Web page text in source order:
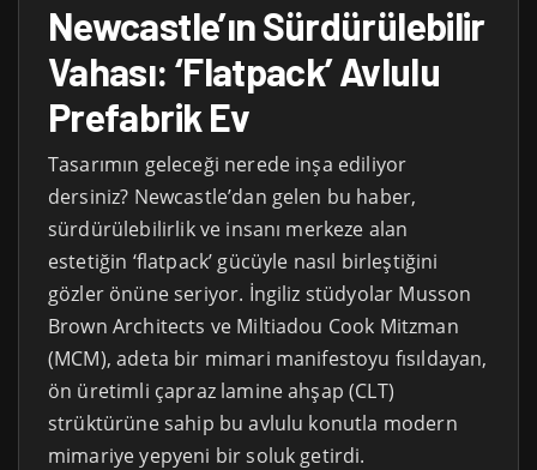
Newcastle’ın Sürdürülebilir
Vahası: ‘Flatpack’ Avlulu
Prefabrik Ev
Tasarımın geleceği nerede inşa ediliyor
dersiniz? Newcastle’dan gelen bu haber,
sürdürülebilirlik ve insanı merkeze alan
estetiğin ‘flatpack’ gücüyle nasıl birleştiğini
gözler önüne seriyor. İngiliz stüdyolar Musson
Brown Architects ve Miltiadou Cook Mitzman
(MCM), adeta bir mimari manifestoyu fısıldayan,
ön üretimli çapraz lamine ahşap (CLT)
strüktürüne sahip bu avlulu konutla modern
mimariye yepyeni bir soluk getirdi.